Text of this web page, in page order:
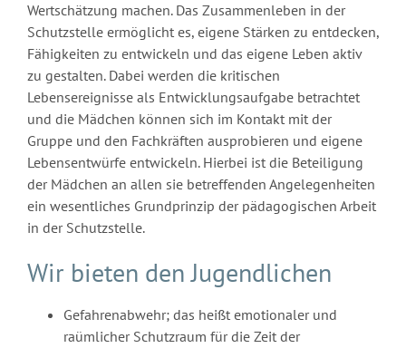
Wertschätzung machen. Das Zusammenleben in der
Schutzstelle ermöglicht es, eigene Stärken zu entdecken,
Fähigkeiten zu entwickeln und das eigene Leben aktiv
zu gestalten. Dabei werden die kritischen
Lebensereignisse als Entwicklungsaufgabe betrachtet
und die Mädchen können sich im Kontakt mit der
Gruppe und den Fachkräften ausprobieren und eigene
Lebensentwürfe entwickeln. Hierbei ist die Beteiligung
der Mädchen an allen sie betreffenden Angelegenheiten
ein wesentliches Grundprinzip der pädagogischen Arbeit
in der Schutzstelle.
Wir bieten den Jugendlichen
Gefahrenabwehr; das heißt emotionaler und
raümlicher Schutzraum für die Zeit der